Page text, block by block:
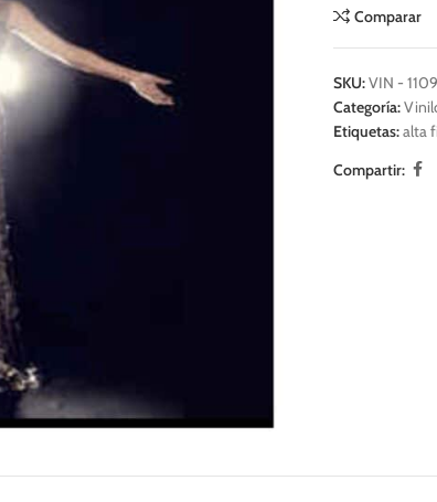
Comparar
SKU:VIN - 1109
Categoría:
Etiquetas:alta
Compartir: